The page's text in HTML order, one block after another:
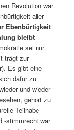
Revolution war
aller
Ebenbürtigkeit
bleibt
sei nur
trägt zur
Es gibt eine
dafür zu
und wieder
gehört zu
Teilhabe
-stimmrecht war